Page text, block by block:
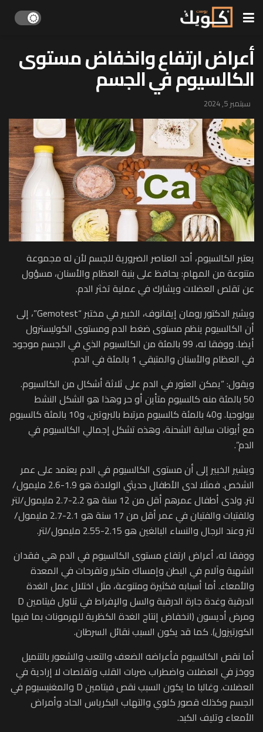
أعراض ارتفاع وانخفاض مستوى
الكالسيوم في الجسم
سبتمبر 5, 2024
يعتبر الكالسيوم، أحد العناصر الضرورية للجسم لأن له مجموعة
متنوعة من المهام: يحافظ على بنية العظام والأسنان، مسؤول
عن تقلص العضلات ويشارك في عملية تخثر الدم.
ويشير الدكتور رومان إيفانوف، الخبير في مختبر “Gemotest”، إلى
أن الكالسيوم ينظم مستوى ضغط الدم ومستوى الكوليسترول
أيضا. ووفقا له، 99 بالمئة من الكالسيوم الذي في الجسم موجود
في العظام والأسنان والمتبقي 1 بالمئة في الدم.
ويقول: “يمكن العثور في الدم على ثلاثة أشكال من الكالسيوم.
50 بالمئة منه كالسيوم متأين أو حر وهذا هو الشكل النشط
بيولوجيا. و40 بالمئة كالسيوم مرتبط بالبروتين، و10 بالمئة كالسيوم
مع أيونات سالبة الشحنة، وهذه تشكل إجمالي الكالسيوم في
الدم”.
ويشير الخبير إلى أن مستوى الكالسيوم في الدم يعتمد على عمر
الشخص. فمثلا لدى الأطفال حديثي الولادة هو 1.9-2.6 مليمول/
لتر. ولدى أطفال عمرهم أقل من 12 سنة هو 2.2-2.7 مليمول/لتر
وللفتيات والفتيان في عمر أقل من 17 سنة هو 2.1-2.7 مليمول/
لتر وعند الرجال والنساء البالغين هو 2.15-2.55 مليمول/لتر.
ووفقا له، أعراض ارتفاع مستوى الكالسيوم في الدم هي فقدان
الشهية وآلام في البطن وإمساك متكرر وتقرحات في المعدة
والأمعاء. أما أسبابه فكثيرة ومتنوعة، مثل اختلال عمل الغدة
الدرقية وغدة جارة الدرقية والسل والإفراط في تناول فيتامين D
ومرض أديسون (انخفاض إنتاج الغدة الكظرية للهرمونات بما فيها
الكورتيزول). كما قد يكون السبب نقائل السرطان.
أما نقص الكالسيوم فأعراضه الضعف والتعب والشعور بالتنميل
ووخز في العضلات واضطراب ضربات القلب وتقلصات لا إرادية في
العضلات. وغالبا ما يكون السبب نقص فيتامين D والمغنيسيوم في
الجسم وكذلك قصور كلوي والتهاب البكرياس الحاد وأمراض
الأمعاء وتليف الكبد.